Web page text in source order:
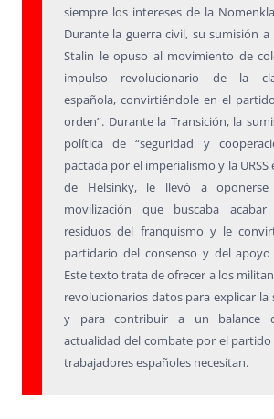
siempre los intereses de la
Durante la guerra civil, su sumisión a
Stalin le opuso al movimiento de
impulso revolucionario de la
española, convirtiéndole en el
orden”. Durante la Transición, la
política de “seguridad y
pactada por el imperialismo y la URSS
de Helsinky, le llevó a
movilización que buscaba
residuos del franquismo y le
partidario del consenso y del
Este texto trata de ofrecer a los
revolucionarios datos para explicar la
y para contribuir a un balance
actualidad del combate por el partido
trabajadores españoles necesitan.